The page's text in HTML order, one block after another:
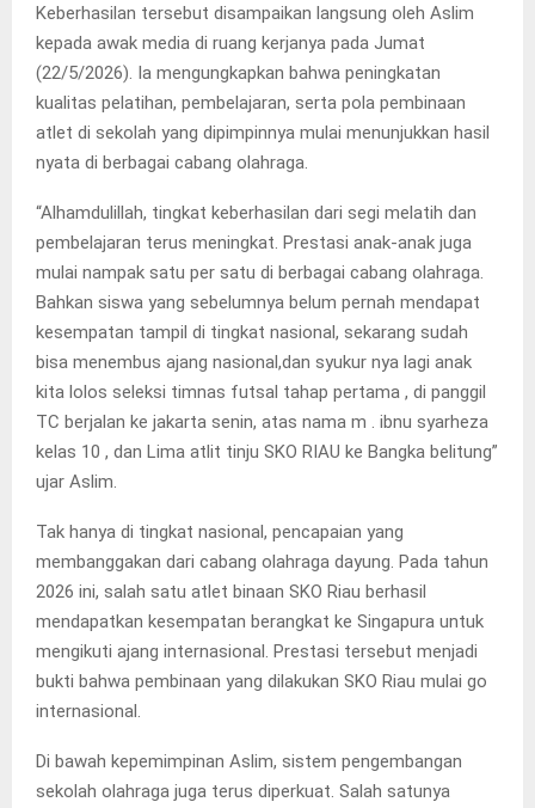
Keberhasilan tersebut disampaikan langsung oleh Aslim
kepada awak media di ruang kerjanya pada Jumat
(22/5/2026). Ia mengungkapkan bahwa peningkatan
kualitas pelatihan, pembelajaran, serta pola pembinaan
atlet di sekolah yang dipimpinnya mulai menunjukkan hasil
nyata di berbagai cabang olahraga.
“Alhamdulillah, tingkat keberhasilan dari segi melatih dan
pembelajaran terus meningkat. Prestasi anak-anak juga
mulai nampak satu per satu di berbagai cabang olahraga.
Bahkan siswa yang sebelumnya belum pernah mendapat
kesempatan tampil di tingkat nasional, sekarang sudah
bisa menembus ajang nasional,dan syukur nya lagi anak
kita lolos seleksi timnas futsal tahap pertama , di panggil
TC berjalan ke jakarta senin, atas nama m . ibnu syarheza
kelas 10 , dan Lima atlit tinju SKO RIAU ke Bangka belitung”
ujar Aslim.
Tak hanya di tingkat nasional, pencapaian yang
membanggakan dari cabang olahraga dayung. Pada tahun
2026 ini, salah satu atlet binaan SKO Riau berhasil
mendapatkan kesempatan berangkat ke Singapura untuk
mengikuti ajang internasional. Prestasi tersebut menjadi
bukti bahwa pembinaan yang dilakukan SKO Riau mulai go
internasional.
Di bawah kepemimpinan Aslim, sistem pengembangan
sekolah olahraga juga terus diperkuat. Salah satunya